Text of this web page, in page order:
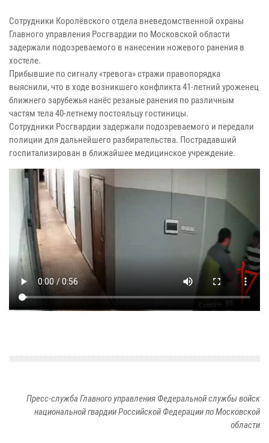
Сотрудники Королёвского отдела вневедомственной охраны
Главного управления Росгвардии по Московской области
задержали подозреваемого в нанесении ножевого ранения в
хостеле.
Прибывшие по сигналу «тревога» стражи правопорядка
выяснили, что в ходе возникшего конфликта 41-летний уроженец
ближнего зарубежья нанёс резаные ранения по различным
частям тела 40-летнему постояльцу гостиницы.
Сотрудники Росгвардии задержали подозреваемого и передали
полиции для дальнейшего разбирательства. Пострадавший
госпитализирован в ближайшее медицинское учреждение.
Пресс-служба Главного управления Федеральной службы войск
национальной гвардии Российской Федерации по Московской
области